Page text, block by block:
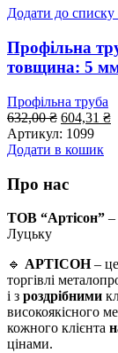
Додати до
Профільна
товщина: 5
Профільна труба
632,00₴
ціна:
632,00 ₴.
604,31 ₴
Артикул: 1099
Додати в кошик
Про нас
ТОВ “Артісон” –
Луцьку
🔹 АРТІСОН– це
торгівлі
і з роздрібними
високоякісного
кожного клієнта
цінами.